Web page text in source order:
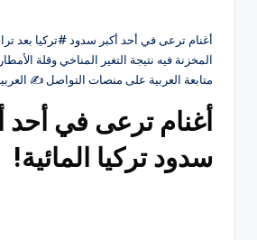
أغنام ترعى في أحد أكبر سدود #تركيا بعد
المخزنة فيه نتيجة التغير المناخي وقلة
متابعة العربية على منصات التواصل ‏✍️
أغنام ترعى في أحد
سدود تركيا المائية!